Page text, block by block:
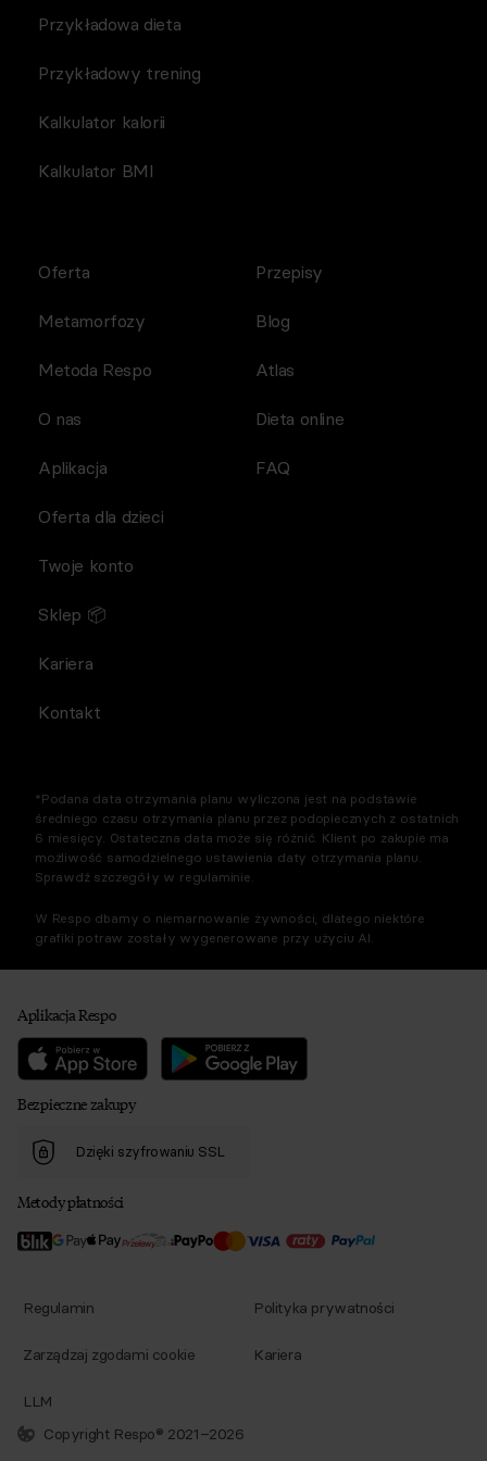
Przykładowa dieta
Przykładowy trening
Kalkulator kalorii
Kalkulator BMI
Oferta
Metamorfozy
Metoda Respo
O nas
Aplikacja
Przepisy
Blog
Atlas
Dieta online
FAQ
Oferta dla dzieci
Twoje konto
Sklep 📦
Kariera
Kontakt
*Podana data otrzymania planu wyliczona jest na podstawie
średniego czasu otrzymania planu przez podopiecznych z ostatnich
6 miesięcy. Ostateczna data może się różnić. Klient po zakupie ma
możliwość samodzielnego ustawienia daty otrzymania planu.
Sprawdź szczegóły w regulaminie.
W Respo dbamy o niemarnowanie żywności, dlatego niektóre
grafiki potraw zostały wygenerowane przy użyciu AI.
Aplikacja Respo
Bezpieczne zakupy
Dzięki szyfrowaniu SSL
Metody płatności
Copyright Respo® 2021–2026
Regulamin Polityka prywatności
Zarządzaj zgodami cookie Kariera
LLM